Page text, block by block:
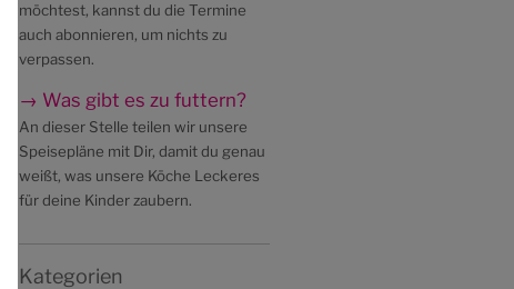
möchtest, kannst du die Termine
auch abonnieren, um nichts zu
verpassen.
→ Was gibt es zu futtern?
An dieser Stelle teilen wir unsere
Speisepläne mit Dir, damit du genau
weißt, was unsere Köche Leckeres
für deine Kinder zaubern.
Kategorien